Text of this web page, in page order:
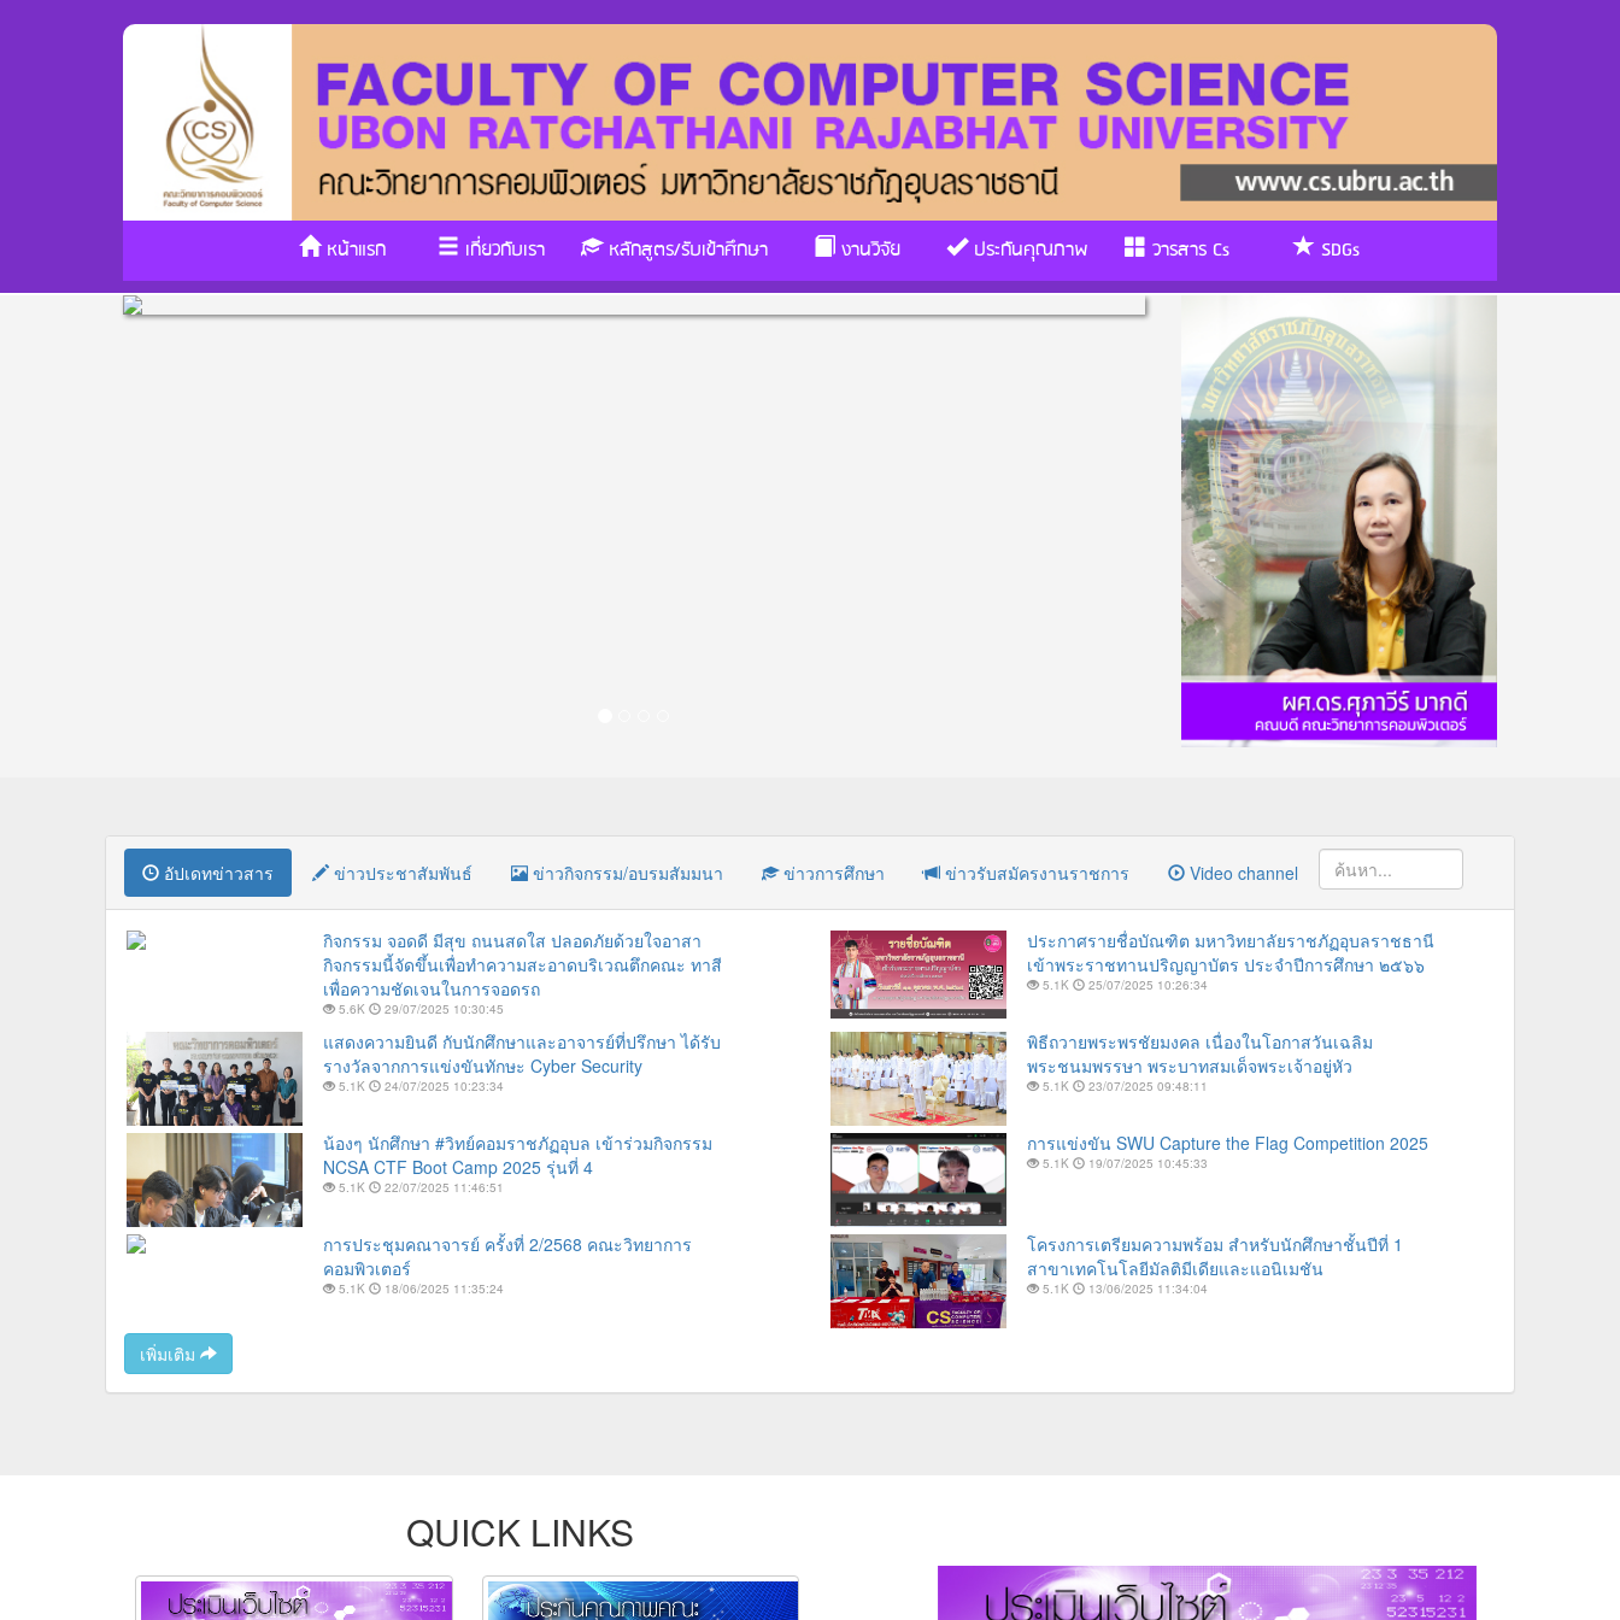
หน้าแรก เกี่ยวกับเรา หลักสูตร/รับเข้าศึกษา งานวิจัย ประกันคุณภาพ วารสาร Cs SDGs
อัปเดทข่าวสาร ข่าวประชาสัมพันธ์ ข่าวกิจกรรม/อบรมสัมมนา ข่าวการศึกษา ข่าวรับสมัครงานราชการ Video channel
กิจกรรม จอดดี มีสุข ถนนสดใส ปลอดภัยด้วยใจอาสา
กิจกรรมนี้จัดขึ้นเพื่อทำความสะอาดบริเวณตึกคณะ ทาสี
เพื่อความชัดเจนในการจอดรถ
5.6K 29/07/2025 10:30:45
ประกาศรายชื่อบัณฑิต มหาวิทยาลัยราชภัฏอุบลราชธานี
เข้าพระราชทานปริญญาบัตร ประจำปีการศึกษา ๒๕๖๖
5.1K 25/07/2025 10:26:34
แสดงความยินดี กับนักศึกษาและอาจารย์ที่ปรึกษา ได้รับ
รางวัลจากการแข่งขันทักษะ Cyber Security
5.1K 24/07/2025 10:23:34
พิธีถวายพระพรชัยมงคล เนื่องในโอกาสวันเฉลิม
พระชนมพรรษา พระบาทสมเด็จพระเจ้าอยู่หัว
5.1K 23/07/2025 09:48:11
น้องๆ นักศึกษา #วิทย์คอมราชภัฏอุบล เข้าร่วมกิจกรรม
NCSA CTF Boot Camp 2025 รุ่นที่ 4
5.1K 22/07/2025 11:46:51
การแข่งขัน SWU Capture the Flag Competition 2025
5.1K 19/07/2025 10:45:33
การประชุมคณาจารย์ ครั้งที่ 2/2568 คณะวิทยาการ
คอมพิวเตอร์
5.1K 18/06/2025 11:35:24
โครงการเตรียมความพร้อม สำหรับนักศึกษาชั้นปีที่ 1
สาขาเทคโนโลยีมัลติมีเดียและแอนิเมชัน
5.1K 13/06/2025 11:34:04
เพิ่มเติม
QUICK LINKS